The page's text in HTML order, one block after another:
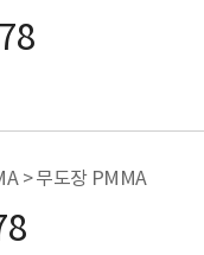
> 무도장 PMMA